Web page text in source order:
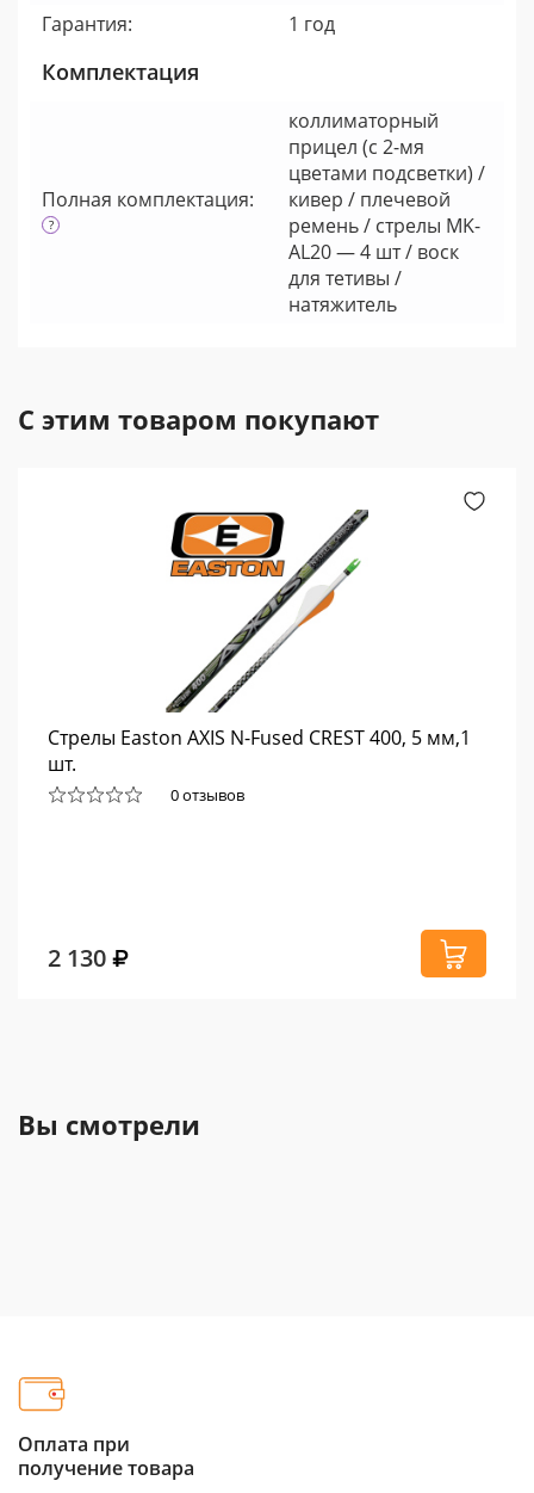
Гарантия: 1 год
Комплектация
Полная комплектация:
коллиматорный
прицел (c 2-мя
цветами подсветки) /
кивер / плечевой
ремень / стрелы MK-
AL20 — 4 шт / воск
для тетивы /
натяжитель
С этим товаром покупают
Стрелы Easton AXIS N-Fused CREST 400, 5 мм,1
шт.
0 отзывов
2 130
Вы смотрели
Оплата при
получение товара